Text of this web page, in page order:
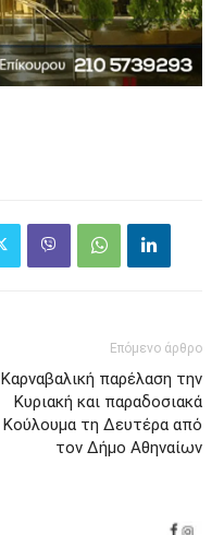
Επόμενο άρθρο
Καρναβαλική παρέλαση την
Κυριακή και παραδοσιακά
Κούλουμα τη Δευτέρα από
τον Δήμο Αθηναίων